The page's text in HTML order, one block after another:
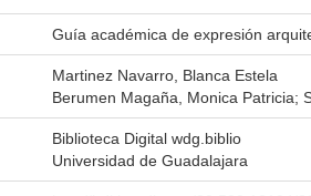
Guía académica de expresión
Martinez Navarro, Blanca Estela
Berumen Magaña, Monica Patricia;
Biblioteca Digital wdg.biblio
Universidad de Guadalajara